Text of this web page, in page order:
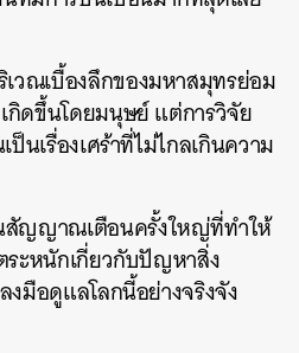
เวณเบื้องลึกของมหาสมุทรย่อม
ดขึ้นโดยมนุษย์ แต่การวิจัย
นเรื่องเศร้าที่ไม่ไกลเกินความ
สัญญาณเตือนครั้งใหญ่ที่ทำให้
ระหนักเกี่ยวกับปัญหาสิ่ง
มือดูแลโลกนี้อย่างจริงจัง